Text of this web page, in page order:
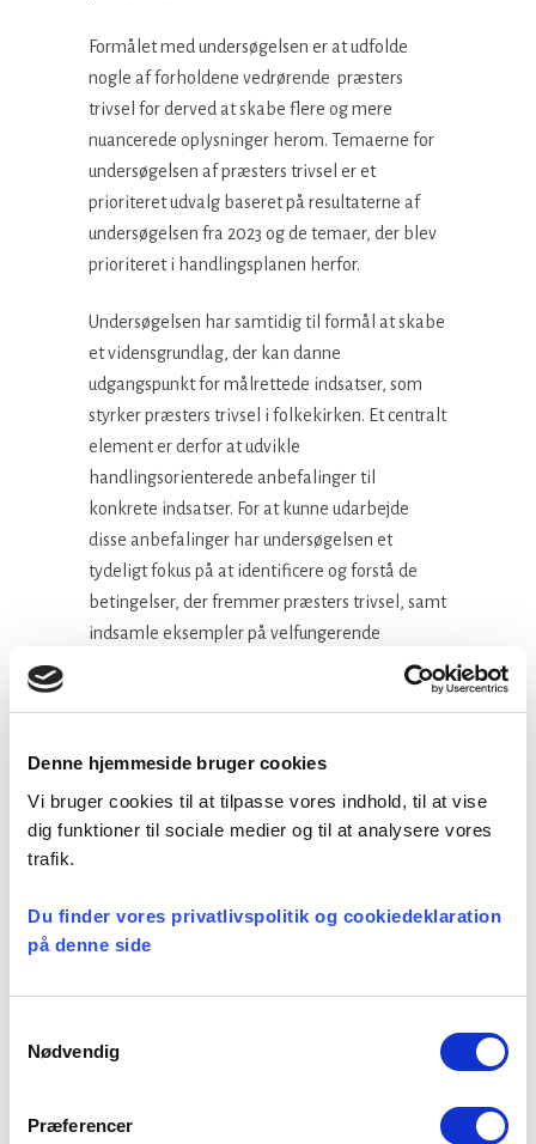
Denne hjemmeside bruger cookies
Vi bruger cookies til at tilpasse vores indhold, til at vise
dig funktioner til sociale medier og til at analysere vores
trafik.
Du finder vores privatlivspolitik og cookiedeklaration
på denne side
Nødvendig
Præferencer
Formålet med undersøgelsen er at udfolde
nogle af forholdene vedrørende præsters
trivsel for derved at skabe flere og mere
nuancerede oplysninger herom. Temaerne for
undersøgelsen af præsters trivsel er et
prioriteret udvalg baseret på resultaterne af
undersøgelsen fra 2023 og de temaer, der blev
prioriteret i handlingsplanen herfor.
Undersøgelsen har samtidig til formål at skabe
et vidensgrundlag, der kan danne
udgangspunkt for målrettede indsatser, som
styrker præsters trivsel i folkekirken. Et centralt
element er derfor at udvikle
handlingsorienterede anbefalinger til
konkrete indsatser. For at kunne udarbejde
disse anbefalinger har undersøgelsen et
tydeligt fokus på at identificere og forstå de
betingelser, der fremmer præsters trivsel, samt
indsamle eksempler på velfungerende
Spørgeskemaundersøgelse og
fokusgruppeinterviews
Præster inviteres til at gennemføre
link i deres indbakke. I uge 48 vil der blive
af de præster, som i